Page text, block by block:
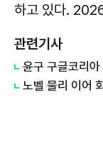
하고 있다.
관련기사
윤구 구글코리